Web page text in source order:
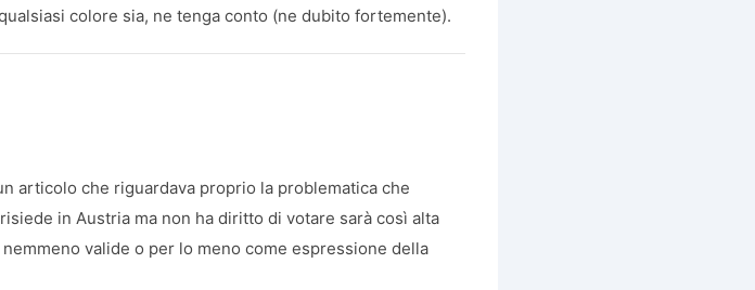
colore sia, ne tenga conto (ne dubito fortemente).
articolo che riguardava proprio la problematica che
in Austria ma non ha diritto di votare sarà così alta
valide o per lo meno come espressione della